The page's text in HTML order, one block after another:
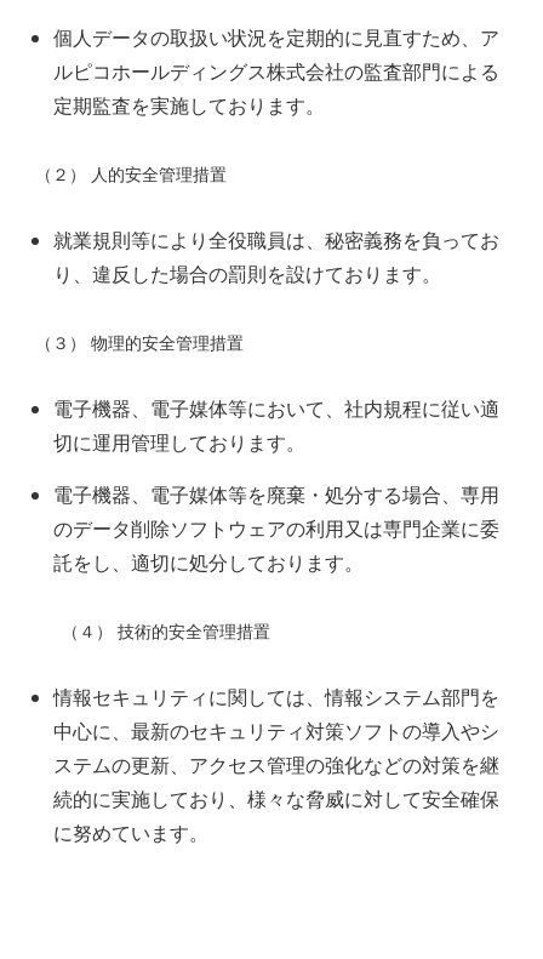
個人データの取扱い状況を定期的に見直すため、ア
ルピコホールディングス株式会社の監査部門による
定期監査を実施しております。
（２） 人的安全管理措置
就業規則等により全役職員は、秘密義務を負ってお
り、違反した場合の罰則を設けております。
（３） 物理的安全管理措置
電子機器、電子媒体等において、社内規程に従い適
切に運用管理しております。
電子機器、電子媒体等を廃棄・処分する場合、専用
のデータ削除ソフトウェアの利用又は専門企業に委
託をし、適切に処分しております。
（４） 技術的安全管理措置
情報セキュリティに関しては、情報システム部門を
中心に、最新のセキュリティ対策ソフトの導入やシ
ステムの更新、アクセス管理の強化などの対策を継
続的に実施しており、様々な脅威に対して安全確保
に努めています。